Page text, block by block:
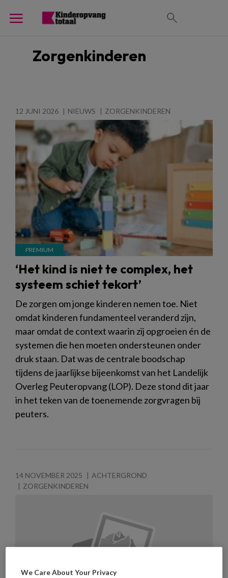
Zorgenkinderen
12 JUNI 2026 NIEUWS ZORGENKINDEREN
‘Het kind is niet te complex, het
systeem schiet tekort’
De zorgen om jonge kinderen nemen toe. Niet
omdat kinderen fundamenteel veranderd zijn,
maar omdat de context waarin zij opgroeien én de
systemen die hen moeten ondersteunen onder
druk staan. Dat was de centrale boodschap
tijdens de jaarlijkse bijeenkomst van het Landelijk
Overleg Peuteropvang (LOP). Deze stond dit jaar
in het teken van de toenemende zorgvragen bij
peuters.
14 NOVEMBER 2025
ACHTERGROND
ZORGENKINDEREN
We Care About Your Privacy